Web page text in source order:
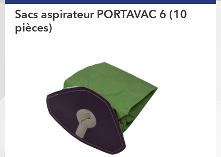
Sacs aspirateur PORTAVAC 6 (10
pièces)